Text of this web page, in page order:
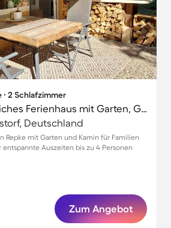
∙ 2 Schlafzimmer
Familienfreundliches Ferienhaus mit Garten, Grill und Terrasse | Haustiere sind willkommen
Deutschland
Repke mit Garten und Kamin für Familien
Auszeiten bis zu 4 Personen
Zum Angebot